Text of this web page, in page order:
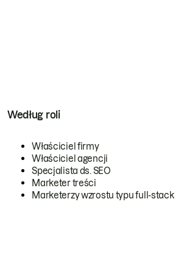
Według roli
Właściciel firmy
Właściciel agencji
Specjalista ds. SEO
Marketer treści
Marketerzy wzrostu typu full-stack